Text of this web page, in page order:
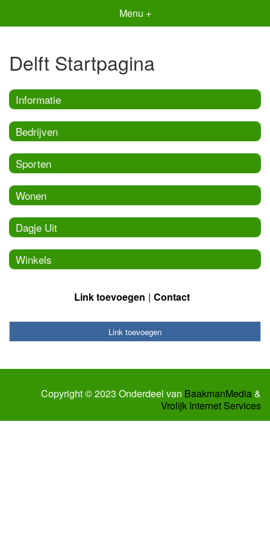
Menu +
Delft Startpagina
Informatie
Bedrijven
Sporten
Wonen
Dagje Uit
Winkels
Link toevoegen Contact
Link toevoegen
Copyright © 2023 Onderdeel van BaakmanMedia&
Vrolijk Internet Services